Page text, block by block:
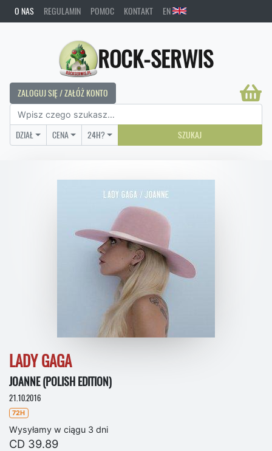
O NAS REGULAMIN POMOC KONTAKT EN
ROCK-SERWIS
ZALOGUJ SIĘ / ZAŁÓŻ KONTO
DZIAŁ CENA 24H? SZUKAJ
LADY GAGA
JOANNE (POLISH EDITION)
21.10.2016
72H
Wysyłamy w ciągu 3 dni
CD 39.89